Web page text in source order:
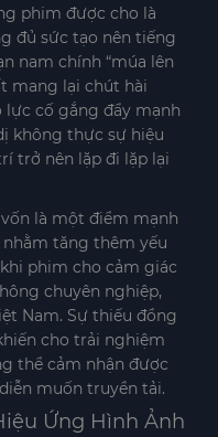
phim được cho là
đủ sức tạo nên tiếng
nam chính “múa lên
mang lại chút hài
lực cố gắng đẩy mạnh
không thực sự hiệu
trở nên lặp đi lặp lại
là một điểm mạnh
tăng thêm yếu
phim cho cảm giác
chuyên nghiệp,
Nam. Sự thiếu đồng
cho trải nghiệm
thể cảm nhận được
muốn truyền tải.
Ứng Hình Ảnh